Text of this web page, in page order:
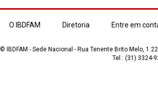
O IBDFAM Diretoria Entre em
© IBDFAM - Sede Nacional - Rua Tenente Brito Melo,
Tel.: (31) 3324-